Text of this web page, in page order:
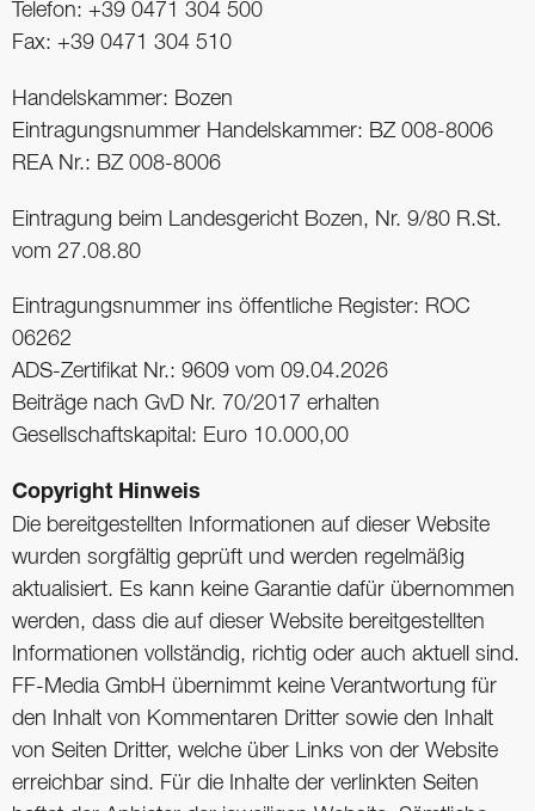
Telefon: +39 0471 304 500
Fax: +39 0471 304 510
Handelskammer: Bozen
Eintragungsnummer Handelskammer: BZ 008-8006
REA Nr.: BZ 008-8006
Eintragung beim Landesgericht Bozen, Nr. 9/80 R.St.
vom 27.08.80
Eintragungsnummer ins öffentliche Register: ROC
06262
ADS-Zertifikat Nr.: 9609 vom 09.04.2026
Beiträge nach GvD Nr. 70/2017 erhalten
Gesellschaftskapital: Euro 10.000,00
Copyright Hinweis
Die bereitgestellten Informationen auf dieser Website
wurden sorgfältig geprüft und werden regelmäßig
aktualisiert. Es kann keine Garantie dafür übernommen
werden, dass die auf dieser Website bereitgestellten
Informationen vollständig, richtig oder auch aktuell sind.
FF-Media GmbH übernimmt keine Verantwortung für
den Inhalt von Kommentaren Dritter sowie den Inhalt
von Seiten Dritter, welche über Links von der Website
erreichbar sind. Für die Inhalte der verlinkten Seiten